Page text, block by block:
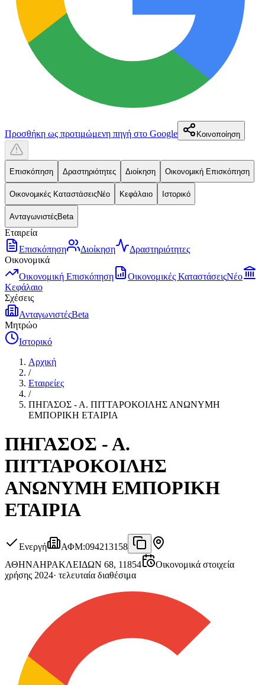
Προσθήκη ως προτιμώμενη πηγή στο Google Κοινοποίηση
Επισκόπηση Δραστηριότητες Διοίκηση Οικονομική Επισκόπηση
Οικονομικές ΚαταστάσειςΝέο Κεφάλαιο Ιστορικό
ΑνταγωνιστέςBeta
Εταιρεία
Επισκόπηση
Διοίκηση
Δραστηριότητες
Οικονομικά
Οικονομική Επισκόπηση
Οικονομικές ΚαταστάσειςΝέο
Κεφάλαιο
Σχέσεις
ΑνταγωνιστέςBeta
Μητρώο
Ιστορικό
Αρχική
/
Εταιρείες
/
ΠΗΓΑΣΟΣ - Α. ΠΙΤΤΑΡΟΚΟΙΛΗΣ ΑΝΩΝΥΜΗ
ΕΜΠΟΡΙΚΗ ΕΤΑΙΡΙΑ
ΠΗΓΑΣΟΣ - Α.
ΠΙΤΤΑΡΟΚΟΙΛΗΣ
ΑΝΩΝΥΜΗ ΕΜΠΟΡΙΚΗ
ΕΤΑΙΡΙΑ
Ενεργή ΑΦΜ:094213158
ΑΘΗΝΑΗΡΑΚΛΕΙΔΩΝ 68, 11854
Οικονομικά στοιχεία
χρήσης 2024· τελευταία διαθέσιμα